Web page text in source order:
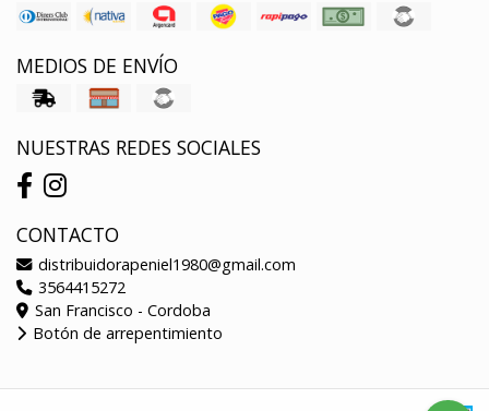
MEDIOS DE ENVÍO
NUESTRAS REDES SOCIALES
CONTACTO
distribuidorapeniel1980@gmail.com
3564415272
San Francisco - Cordoba
Botón de arrepentimiento